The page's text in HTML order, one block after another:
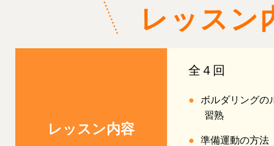
レッスン
レッスン内容
全４回
●
ボルダリングの
習熟
● 準備運動の方法